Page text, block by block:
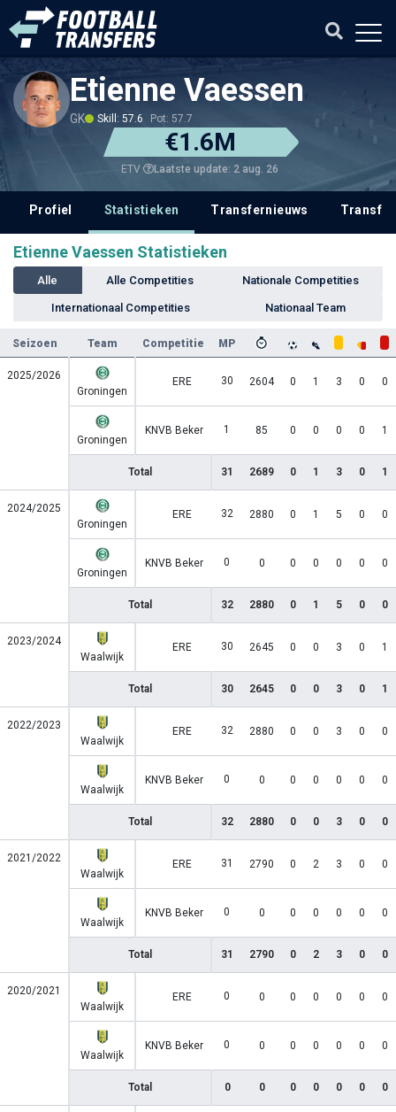
Etienne Vaessen
GK Skill: 57.6 Pot: 57.7
€1.6M
ETV Laatste update: 2 aug. 26
Profiel Statistieken Transfernieuws
Etienne Vaessen Statistieken
Alle Alle Competities Nationale Competities
Internationaal Competities Nationaal Team
Seizoen Team Competitie MP
2025/2026
Groningen
ERE 30 2604 0 1 3 0 0
Groningen
KNVB Beker 1 85 0 0 0 0 1
Total 31 2689 0 1 3 0 1
2024/2025
Groningen
ERE 32 2880 0 1 5 0 0
Groningen
KNVB Beker 0 0 0 0 0 0 0
Total 32 2880 0 1 5 0 0
2023/2024
Waalwijk
ERE 30 2645 0 0 3 0 1
Total 30 2645 0 0 3 0 1
2022/2023
Waalwijk
ERE 32 2880 0 0 3 0 0
Waalwijk
KNVB Beker 0 0 0 0 0 0 0
Total 32 2880 0 0 3 0 0
2021/2022
Waalwijk
ERE 31 2790 0 2 3 0 0
Waalwijk
KNVB Beker 0 0 0 0 0 0 0
Total 31 2790 0 2 3 0 0
2020/2021
Waalwijk
ERE 0 0 0 0 0 0 0
Waalwijk
KNVB Beker 0 0 0 0 0 0 0
Total 0 0 0 0 0 0 0